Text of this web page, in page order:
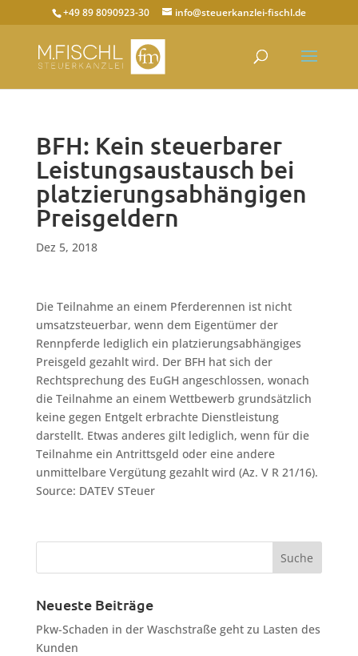
+49 89 8090923-30 info@steuerkanzlei-fischl.de
BFH: Kein steuerbarer
Leistungsaustausch bei
platzierungsabhängigen
Preisgeldern
Dez 5, 2018
Die Teilnahme an einem Pferderennen ist nicht
umsatzsteuerbar, wenn dem Eigentümer der
Rennpferde lediglich ein platzierungsabhängiges
Preisgeld gezahlt wird. Der BFH hat sich der
Rechtsprechung des EuGH angeschlossen, wonach
die Teilnahme an einem Wettbewerb grundsätzlich
keine gegen Entgelt erbrachte Dienstleistung
darstellt. Etwas anderes gilt lediglich, wenn für die
Teilnahme ein Antrittsgeld oder eine andere
unmittelbare Vergütung gezahlt wird (Az. V R 21/16).
Source: DATEV STeuer
Neueste Beiträge
Pkw-Schaden in der Waschstraße geht zu Lasten des
Kunden